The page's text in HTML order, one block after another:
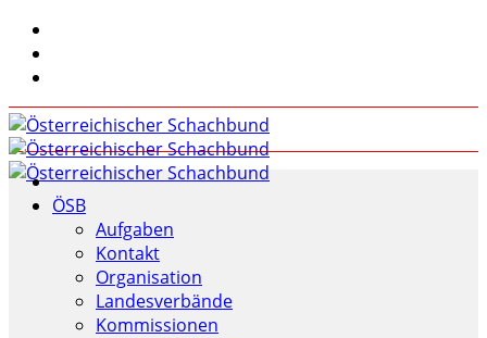
ÖSB
Aufgaben
Kontakt
Organisation
Landesverbände
Kommissionen